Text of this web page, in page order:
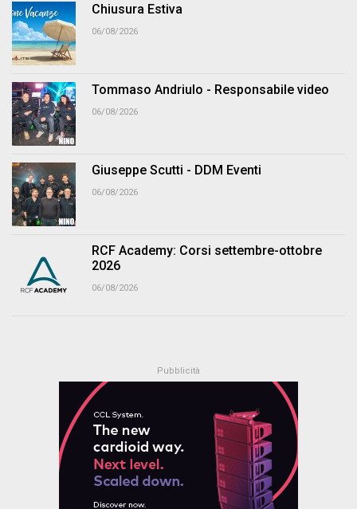
Chiusura Estiva
06/08/2026
Tommaso Andriulo - Responsabile video
06/08/2026
Giuseppe Scutti - DDM Eventi
06/08/2026
RCF Academy: Corsi settembre-ottobre
2026
06/08/2026